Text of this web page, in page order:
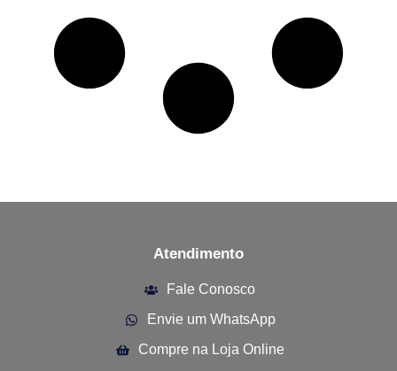
Atendimento
Fale Conosco
Envie um WhatsApp
Compre na Loja Online